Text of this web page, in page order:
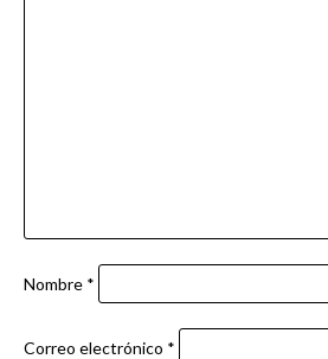
Nombre *
Correo electrónico *